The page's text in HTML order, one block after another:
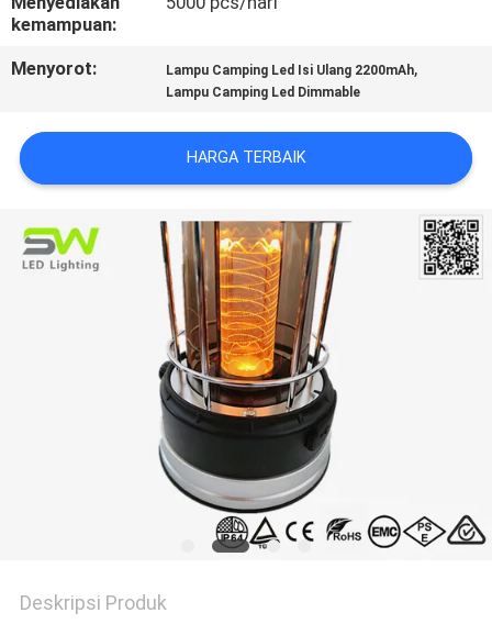
KASUS-
PETA
KEBIJAKAN
kemampuan:
Menyorot: Lampu Camping Led Isi Ulang 2200mAh,
Lampu Camping Led Dimmable
HARGA TERBAIK
Deskripsi Produk